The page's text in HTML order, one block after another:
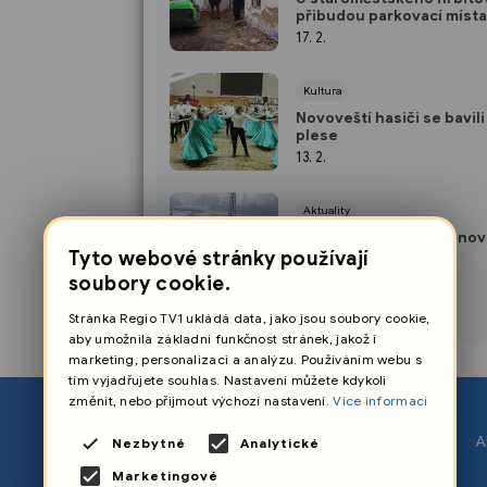
přibudou parkovací místa
17. 2.
Kultura
Novoveští hasiči se bavili
plese
13. 2.
Aktuality
Cyklostezka na
projde rekonstrukcí
O nás
Nastavení cookies
Tyto webové stránky používají
soubory cookie.
Stránka Regio TV1 ukládá data, jako jsou soubory cookie,
aby umožnila základní funkčnost stránek, jakož i
marketing, personalizaci a analýzu. Používáním webu s
tím vyjadřujete souhlas. Nastavení můžete kdykoli
změnit, nebo přijmout výchozí nastavení.Více informací
Nezbytné
Analytické
Marketingové